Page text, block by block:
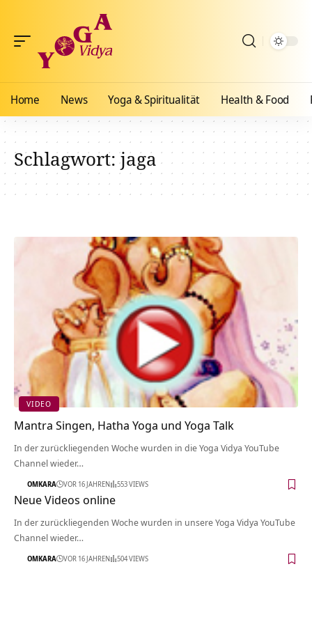
Home News Yoga & Spiritualität Health & Food
Schlagwort:jaga
VIDEO
Mantra Singen, Hatha Yoga und Yoga Talk
In der zurückliegenden Woche wurden in die Yoga Vidya YouTube
Channel wieder…
OMKARA VOR 16 JAHREN 553 VIEWS
Neue Videos online
In der zurückliegenden Woche wurden in unsere Yoga Vidya YouTube
Channel wieder…
OMKARA VOR 16 JAHREN 504 VIEWS